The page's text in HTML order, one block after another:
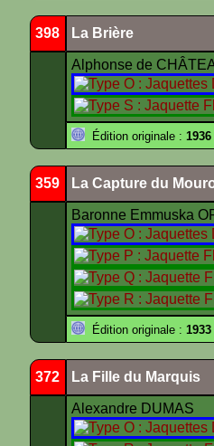
398 La Brière
Alphonse de
Édition originale : 1936
359 La Capture du
Baronne Emmuska
Édition originale : 1933
372 La Fille du Marquis
Alexandre DUMAS